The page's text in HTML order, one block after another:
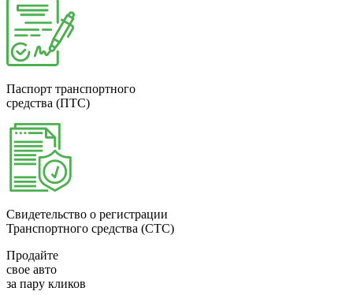
Паспорт транспортного
средства (ПТС)
Свидетельство о регистрации
Транспортного средства (СТС)
Продайте
свое авто
за пару кликов